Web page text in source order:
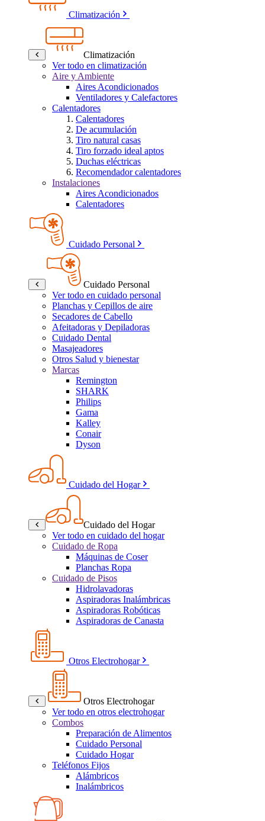
Climatización
Climatización
Ver todo en climatización
Aire y Ambiente
Aires Acondicionados
Ventiladores y Calefactores
Calentadores
Calentadores
De acumulación
Tiro natural casas
Tiro forzado ideal aptos
Duchas eléctricas
Recomendador calentadores
Instalaciones
Aires Acondicionados
Calentadores
Cuidado Personal
Cuidado Personal
Ver todo en cuidado personal
Planchas y Cepillos de aire
Secadores de Cabello
Afeitadoras y Depiladoras
Cuidado Dental
Masajeadores
Otros Salud y bienestar
Marcas
Remington
SHARK
Philips
Gama
Kalley
Conair
Dyson
Cuidado del Hogar
Cuidado del Hogar
Ver todo en cuidado del hogar
Cuidado de Ropa
Máquinas de Coser
Planchas Ropa
Cuidado de Pisos
Hidrolavadoras
Aspiradoras Inalámbricas
Aspiradoras Robóticas
Aspiradoras de Canasta
Otros Electrohogar
Otros Electrohogar
Ver todo en otros electrohogar
Combos
Preparación de Alimentos
Cuidado Personal
Cuidado Hogar
Teléfonos Fijos
Alámbricos
Inalámbricos